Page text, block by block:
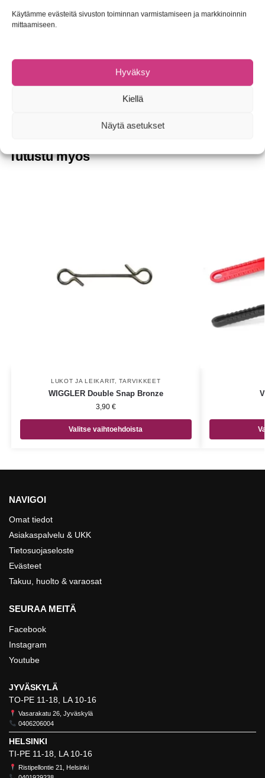
Käytämme evästeitä sivuston toiminnan varmistamiseen ja markkinoinnin
mittaamiseen.
Hyväksy
Kiellä
Näytä asetukset
otteessaan. Näppärät puristimet kaikkeen muuhunkin käyttöön!
Tuotetunnus (SKU): Ei saatavilla/-tietoa
Tuotemerkki:
Scandinavian Tackle
Tutustu myös
LUKOT JA LEIKARIT ,TARVIKKEET
WIGGLER Double Snap Bronze
3,90 €
Valitse vaihtoehdoista
NAVIGOI
Omat tiedot
Asiakaspalvelu & UKK
Tietosuojaseloste
Evästeet
Takuu, huolto & varaosat
SEURAA MEITÄ
Facebook
Instagram
Youtube
JYVÄSKYLÄ
TO-PE 11-18, LA 10-16
Vasarakatu 26, Jyväskylä
0406206004
HELSINKI
TI-PE 11-18, LA 10-16
Ristipellontie 21, Helsinki